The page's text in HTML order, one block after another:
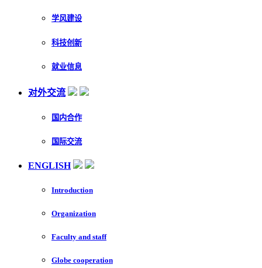
学风建设
科技创新
就业信息
对外交流
国内合作
国际交流
ENGLISH
Introduction
Organization
Faculty and staff
Globe cooperation